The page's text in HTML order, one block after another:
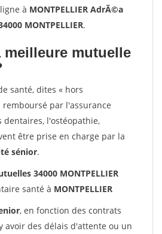
à MONTPELLIER AdrÃ©a
MONTPELLIER.
meilleure mutuelle
santé, dites « hors
par l'assurance
dentaires, l'ostéopathie,
être prise en charge par la
sénior.
34000 MONTPELLIER
santé à MONTPELLIER
, en fonction des contrats
avoir des délais d'attente ou un